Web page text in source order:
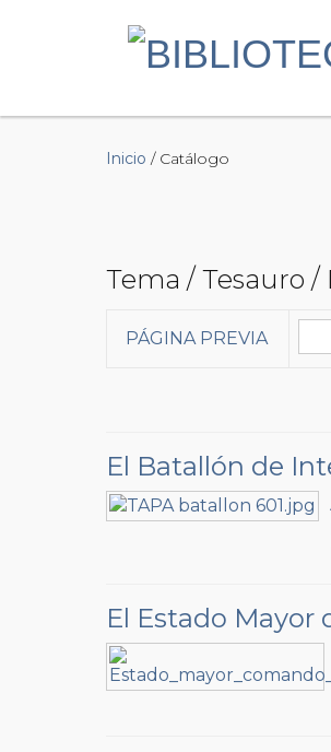
Inicio / Catálogo
Tema / Tesauro
PÁGINA PREVIA
El Batallón de
El Estado